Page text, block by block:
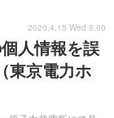
人情報を誤
東京電力ホ
2020.4.15 Wed 8:00